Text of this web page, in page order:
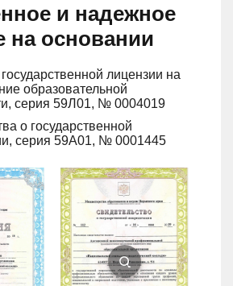
и надежное
на основании
лицензии на
образовательной
серия 59Л01, № 0004019
о государственной
серия 59А01, № 0001445